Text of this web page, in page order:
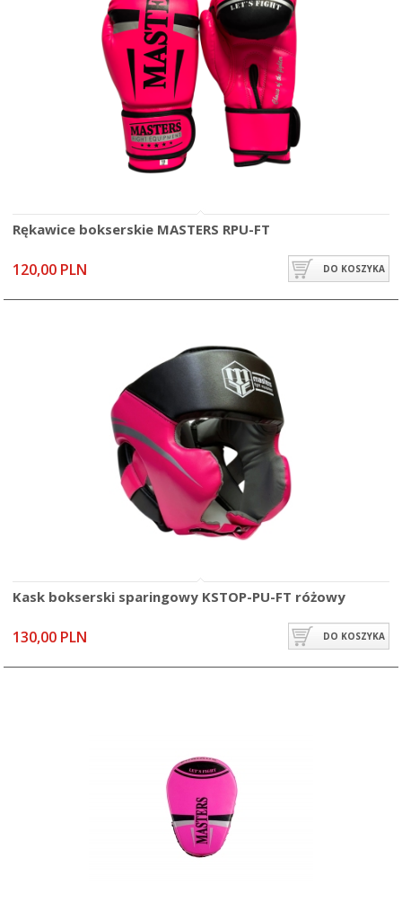
Rękawice bokserskie MASTERS RPU-FT
120,00 PLN DO KOSZYKA
Kask bokserski sparingowy KSTOP-PU-FT różowy
130,00 PLN DO KOSZYKA